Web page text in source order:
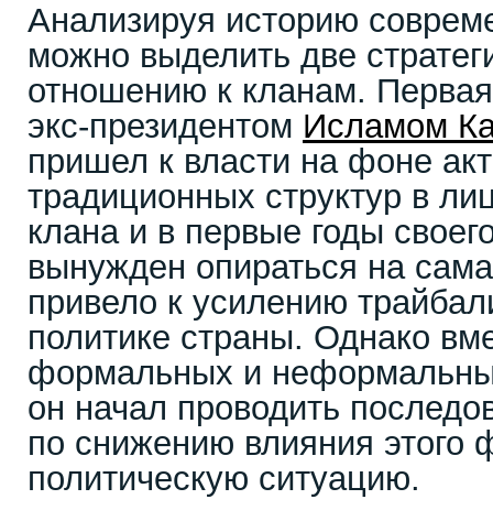
Анализируя историю
можно выделить две
отношению к кланам. Первая
экс-президентом Исламом
пришел к власти на фоне
традиционных структур в
клана и в первые годы
вынужден опираться на
привело к усилению
политике страны. Однако
формальных и
он начал проводить
по снижению влияния этого
политическую ситуацию.